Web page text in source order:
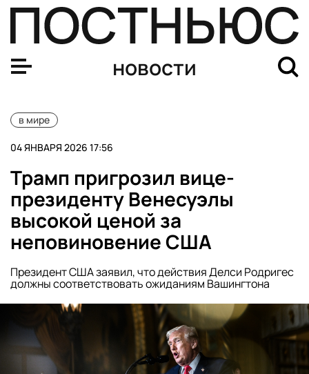
новости
в мире
04 ЯНВАРЯ 2026 17:56
Трамп пригрозил вице-
президенту Венесуэлы
высокой ценой за
неповиновение США
Президент США заявил, что действия Делси Родригес
должны соответствовать ожиданиям Вашингтона
Военкор Кубатьян: США в Венесуэле интересуют